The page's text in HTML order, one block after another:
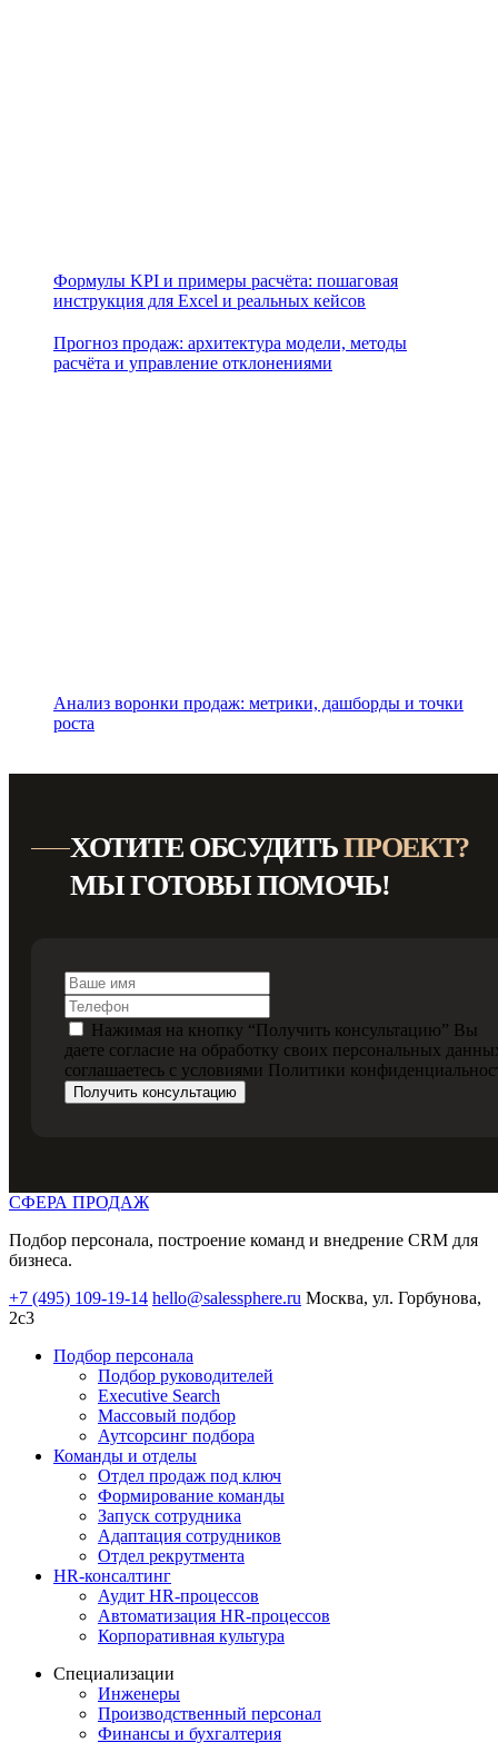
Формулы KPI и примеры расчёта: пошаговая
инструкция для Excel и реальных кейсов
Прогноз продаж: архитектура модели, методы
расчёта и управление отклонениями
Анализ воронки продаж: метрики, дашборды и точки
роста
ХОТИТЕ ОБСУДИТЬПРОЕКТ?
МЫ ГОТОВЫ ПОМОЧЬ!
Нажимая на кнопку “Получить консультацию” Вы
даете согласие на обработку своих персональных
соглашаетесь с условиями Политики
Получить консультацию
СФЕРА ПРОДАЖ
Подбор персонала, построение команд и внедрение CRM для
бизнеса.
+7 (495) 109-19-14 hello@salessphere.ru Москва, ул. Горбунова,
2с3
Подбор персонала
Подбор руководителей
Executive Search
Массовый подбор
Аутсорсинг подбора
Команды и отделы
Отдел продаж под ключ
Формирование команды
Запуск сотрудника
Адаптация сотрудников
Отдел рекрутмента
HR-консалтинг
Аудит HR-процессов
Автоматизация HR-процессов
Корпоративная культура
Специализации
Инженеры
Производственный персонал
Финансы и бухгалтерия